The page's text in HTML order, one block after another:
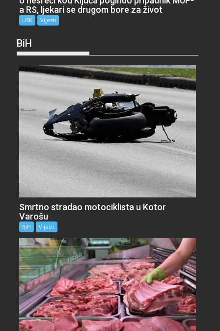
a RS, ljekari se drugom bore za život
USK Vijesti
BiH
Smrtno stradao motociklista u Kotor
Varošu
BiH Vijesti